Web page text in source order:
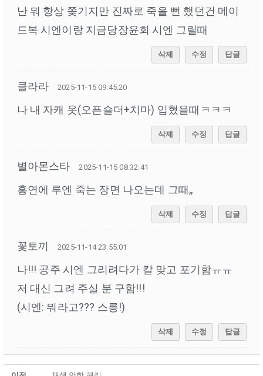
난 뭐 항상 쫒기지만 진짜로 죽을 뻔 했던건 메이
드복 시엔이랑 지금당장윤회 시엔 그릴때
삭제 수정 답글
클라라 2025-11-15 09:45:20
나 내 자캐 옷(오픈숄더+치마) 입혔을때ㅋㅋㅋ
삭제 수정 답글
별아몬스타 2025-11-15 08:32:41
홍연에 루엔 죽는 장면 나오는데 그때,,
삭제 수정 답글
꽃토끼 2025-11-14 23:55:01
나!!! 공주 시엔 그리려다가 칼 맞고 포기함ㅠㅠ
저 대신 그려 주실 분 구함!!!
(시엔: 뭐라고??? 스릉!)
삭제 수정 답글